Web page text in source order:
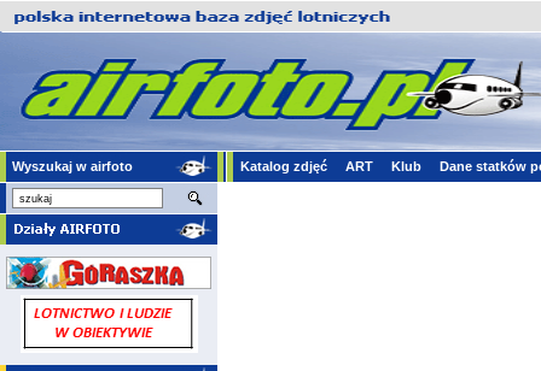
Wyszukaj w airfoto Katalog zdjęć ART Klub Dane statków